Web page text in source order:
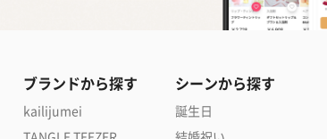
ブランドから探す
kailijumei
シーンから探す
誕生日